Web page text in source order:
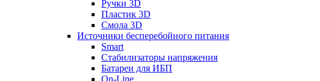
Ручки 3D
Пластик 3D
Смола 3D
Источники бесперебойного питания
Smart
Стабилизаторы напряжения
Батареи для ИБП
On-Line